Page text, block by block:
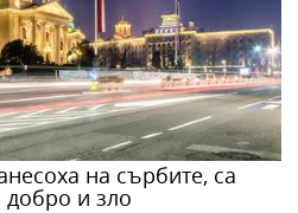
на сърбите, са
добро и зло